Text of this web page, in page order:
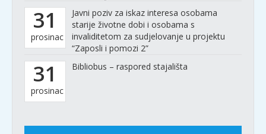
31
prosinac
Javni poziv za iskaz interesa osobama
starije životne dobi i osobama s
invaliditetom za sudjelovanje u projektu
“Zaposli i pomozi 2”
31
prosinac
Bibliobus – raspored stajališta